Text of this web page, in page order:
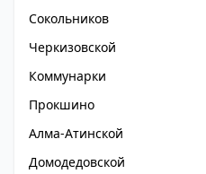
Сокольников
Черкизовской
Коммунарки
Прокшино
Алма-Атинской
Домодедовской